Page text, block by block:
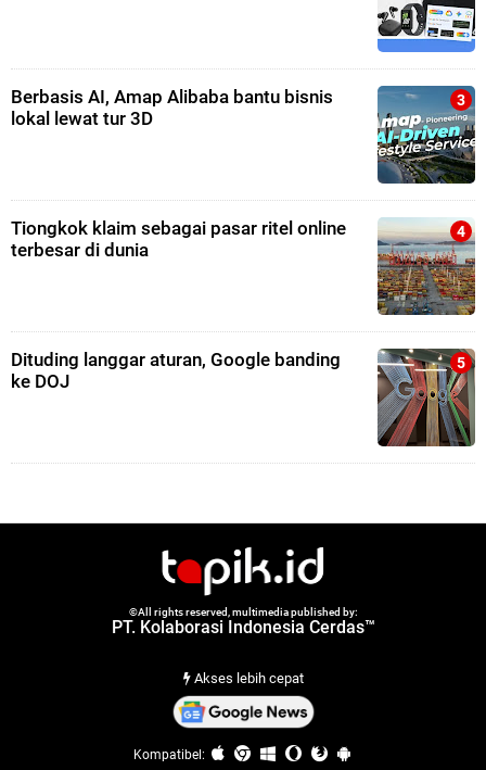
Berbasis AI, Amap Alibaba bantu bisnis
lokal lewat tur 3D
Tiongkok klaim sebagai pasar ritel online
terbesar di dunia
Dituding langgar aturan, Google banding
ke DOJ
©All rights reserved, multimedia published by:
PT. Kolaborasi Indonesia Cerdas™
Akses lebih cepat
Kompatibel: